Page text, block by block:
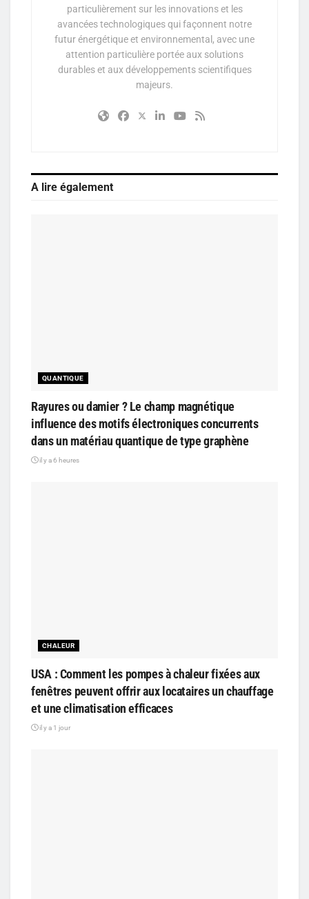
particulièrement sur les innovations et les
avancées technologiques qui façonnent notre
futur énergétique et environnemental, avec une
attention particulière portée aux solutions
durables et aux développements scientifiques
majeurs.
A lire également
QUANTIQUE
Rayures ou damier ? Le champ magnétique
influence des motifs électroniques concurrents
dans un matériau quantique de type graphène
il y a 6 heures
CHALEUR
USA : Comment les pompes à chaleur fixées aux
fenêtres peuvent offrir aux locataires un chauffage
et une climatisation efficaces
il y a 1 jour